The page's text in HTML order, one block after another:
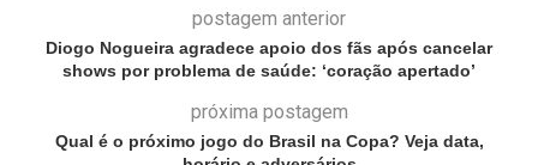
postagem anterior
Diogo Nogueira agradece apoio dos fãs após cancelar
shows por problema de saúde: ‘coração apertado’
próxima postagem
Qual é o próximo jogo do Brasil na Copa? Veja data,